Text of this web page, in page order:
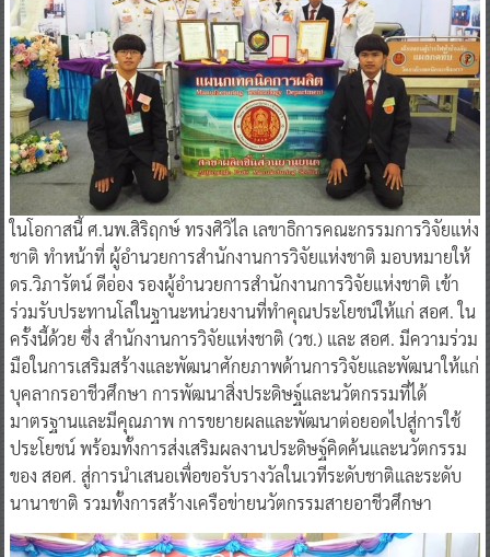
ในโอกาสนี้ ศ.นพ.สิริฤกษ์ ทรงศิวิไล เลขาธิการคณะกรรมการวิจัยแห่ง
ชาติ ทำหน้าที่ ผู้อำนวยการสำนักงานการวิจัยแห่งชาติ มอบหมายให้
ดร.วิภารัตน์ ดีอ่อง รองผู้อำนวยการสำนักงานการวิจัยแห่งชาติ เข้า
ร่วมรับประทานโล่ในฐานะหน่วยงานที่ทำคุณประโยชน์ให้แก่ สอศ. ใน
ครั้งนี้ด้วย ซึ่ง สำนักงานการวิจัยแห่งชาติ (วช.) และ สอศ. มีความร่วม
มือในการเสริมสร้างและพัฒนาศักยภาพด้านการวิจัยและพัฒนาให้แก่
บุคลากรอาชีวศึกษา การพัฒนาสิ่งประดิษฐ์และนวัตกรรมที่ได้
มาตรฐานและมีคุณภาพ การขยายผลและพัฒนาต่อยอดไปสู่การใช้
ประโยชน์ พร้อมทั้งการส่งเสริมผลงานประดิษฐ์คิดค้นและนวัตกรรม
ของ สอศ. สู่การนำเสนอเพื่อขอรับรางวัลในเวทีระดับชาติและระดับ
นานาชาติ รวมทั้งการสร้างเครือข่ายนวัตกรรมสายอาชีวศึกษา